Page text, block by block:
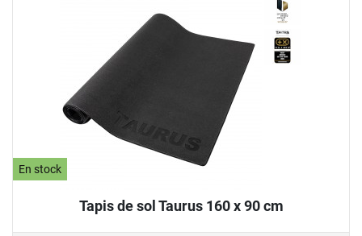
En stock
Tapis de sol Taurus 160 x 90 cm